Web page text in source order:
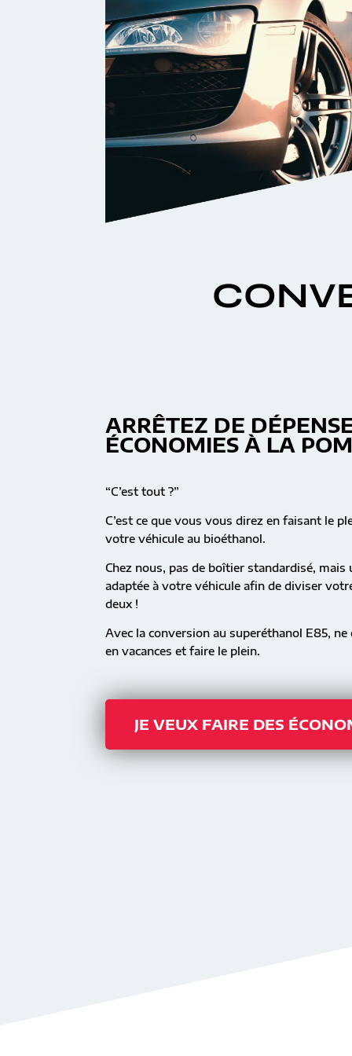
ARRÊTEZ DE
ÉCONOMIES À LA
“C’est tout ?”
C’est ce que vous vous direz en faisant le
votre véhicule au bioéthanol.
Chez nous, pas de boîtier standardisé,
adaptée à votre véhicule afin de diviser
deux !
Avec la conversion au superéthanol E85,
en vacances et faire le plein.
JE VEUX FAIRE DES